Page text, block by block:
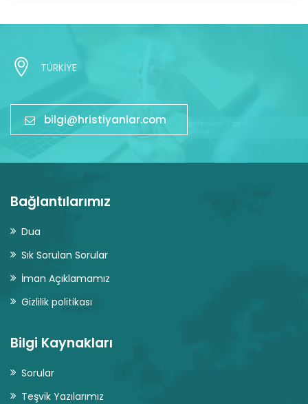
TÜRKİYE
bilgi@hristiyanlar.com
Bağlantılarımız
Dua
Sık Sorulan Sorular
İman Açıklamamız
Gizlilik politikası
Bilgi Kaynakları
Sorular
Teşvik Yazılarımız